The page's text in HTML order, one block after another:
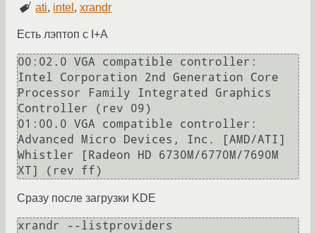
ati, intel ,xrandr
Есть лэптоп с I+A
00:02.0 VGA compatible controller:
Intel Corporation 2nd Generation Core
Processor Family Integrated Graphics
Controller (rev 09)
01:00.0 VGA compatible controller:
Advanced Micro Devices, Inc. [AMD/ATI]
Whistler [Radeon HD 6730M/6770M/7690M
Сразу после загрузки KDE
xrandr --listproviders